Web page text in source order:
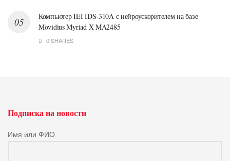
Компьютер IEI IDS-310A с нейроускорителем на базе
Movidius Myriad X MA2485
0 SHARES
Подписка на новости
Имя или ФИО